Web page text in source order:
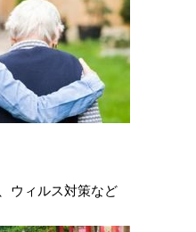
ウィルス対策など